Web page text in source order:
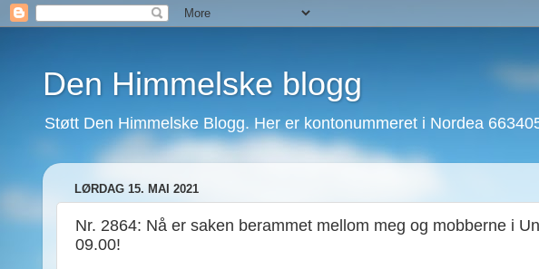
Den Himmelske blogg
Støtt Den Himmelske Blogg. Her er kontonummeret i Nordea
LØRDAG 15. MAI 2021
Nr. 2864: Nå er saken berammet mellom meg og mobberne i
09.00!